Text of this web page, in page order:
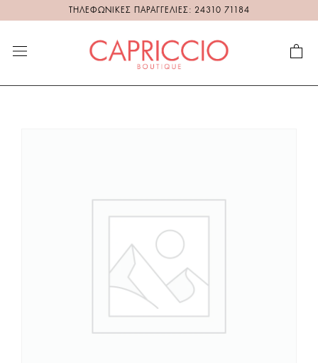
ΤΗΛΕΦΩΝΙΚΕΣ ΠΑΡΑΓΓΕΛΙΕΣ: 24310 71184